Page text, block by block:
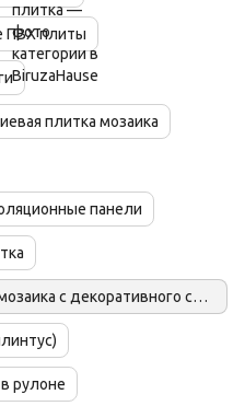
ПВХ плиты
плитка мозаика
панели
Самоклеющаяся плитка мозаика с декоративного стекла
рулоне